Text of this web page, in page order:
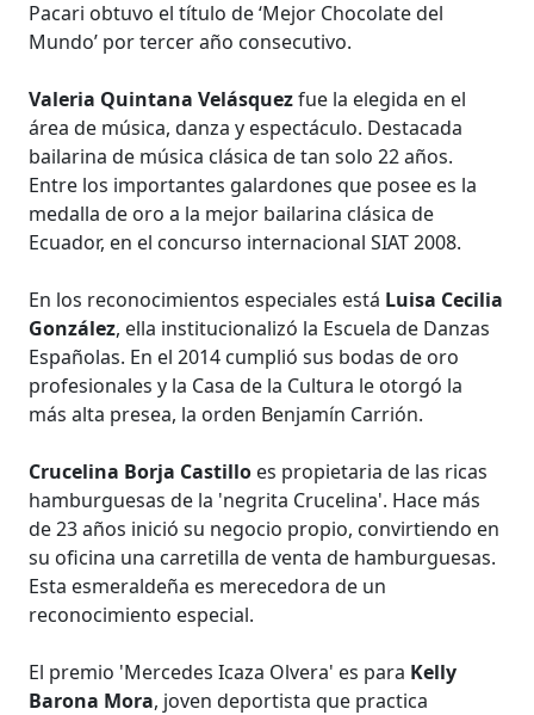
Pacari obtuvo el título de ‘Mejor Chocolate del
Mundo’ por tercer año consecutivo.
Valeria Quintana Velásquezfue la elegida en el
área de música, danza y espectáculo. Destacada
bailarina de música clásica de tan solo 22 años.
Entre los importantes galardones que posee es la
medalla de oro a la mejor bailarina clásica de
Ecuador, en el concurso internacional SIAT 2008.
En los reconocimientos especiales está Luisa Cecilia
González, ella institucionalizó la Escuela de Danzas
Españolas. En el 2014 cumplió sus bodas de oro
profesionales y la Casa de la Cultura le otorgó la
más alta presea, la orden Benjamín Carrión.
Crucelina Borja Castillo es propietaria de las ricas
hamburguesas de la 'negrita Crucelina'. Hace más
de 23 años inició su negocio propio, convirtiendo en
su oficina una carretilla de venta de hamburguesas.
Esta esmeraldeña es merecedora de un
reconocimiento especial.
El premio 'Mercedes Icaza Olvera' es para Kelly
Barona Mora, joven deportista que practica